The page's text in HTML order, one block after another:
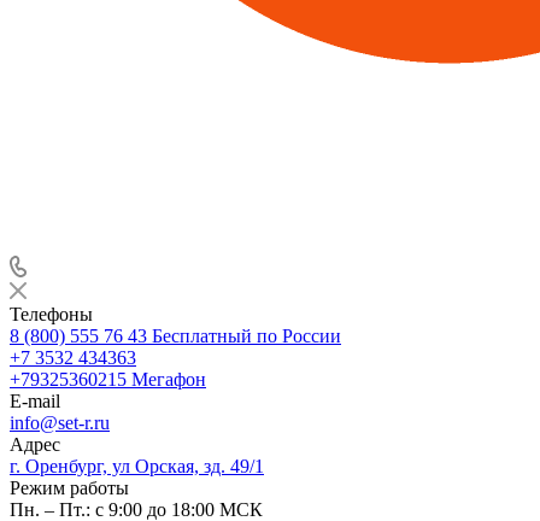
Телефоны
8 (800) 555 76 43 Бесплатный по России
+7 3532 434363
+79325360215 Мегафон
E-mail
info@set-r.ru
Адрес
г. Оренбург, ул Орская, зд. 49/1
Режим работы
Пн. – Пт.: с 9:00 до 18:00 МСК